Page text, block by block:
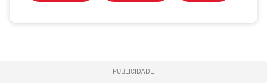
PUBLICIDADE